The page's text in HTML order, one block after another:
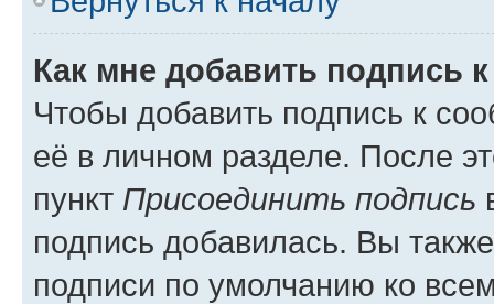
Как мне добавить подпись
Чтобы добавить подпись к
её в личном разделе. После
пункт Присоединить подпись
подпись добавилась. Вы
подписи по умолчанию ко